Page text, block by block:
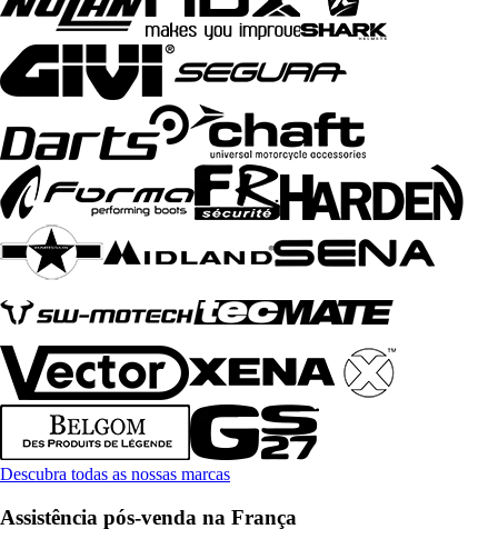
Descubra todas as nossas marcas
Assistência pós-venda na França